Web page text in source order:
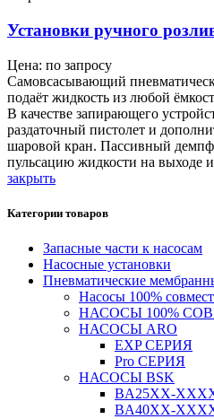
Установки ручного
Цена: по запросу
Самовсасывающий
подаёт жидкость из любой
В качестве запирающего
раздаточный пистолет и
шаровой кран. Пассивный
пульсацию жидкости на выходе
закрыть
Категории товаров
Запасные части к насосам
Насосные установки
Пневматические
Насосы 100%
НАСОСЫ 100%
НАСОСЫ ARO
EXP СЕРИЯ
Pro СЕРИЯ
НАСОСЫ BSK
BA25XX-
BA40XX-